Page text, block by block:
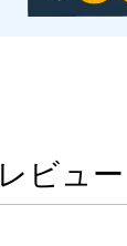
レビュー